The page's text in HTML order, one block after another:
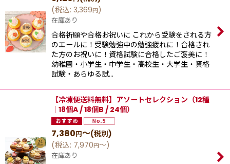
(税込: 3,369円)
在庫あり
合格祈願や合格お祝いに これから受験をされる方
のエールに！受験勉強中の勉強疲れに！合格され
た方のお祝いに！資格試験に合格したご褒美に！
幼稚園・小学生・中学生・高校生・大学生・資格
試験・あらゆる試…
【冷凍便送料無料】アソートセレクション（12種
｜18個A / 18個B / 24個）
7,380円～(税別)
(税込: 7,970円～)
在庫あり